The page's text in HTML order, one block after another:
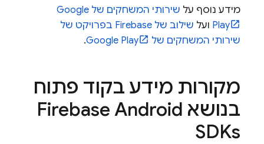
מידע נוסף על
שירותי המשחקים של Google
Play ועל
שילוב של Firebase בפרויקט של
שירותי המשחקים של Google Play
.
מקורות מידע בקוד פתוח
בנושא Firebase Android
SDKs